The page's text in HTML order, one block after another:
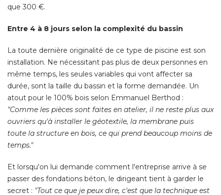
que 300 €.
Entre 4 à 8 jours selon la complexité du bassin
La toute dernière originalité de ce type de piscine est son
installation. Ne nécessitant pas plus de deux personnes en
même temps, les seules variables qui vont affecter sa
durée, sont la taille du bassin et la forme demandée. Un
atout pour le 100% bois selon Emmanuel Berthod :
"Comme les pièces sont faites en atelier, il ne reste plus aux
ouvriers qu'à installer le géotextile, la membrane puis
toute la structure en bois, ce qui prend beaucoup moins de
temps."
Et lorsqu'on lui demande comment l'entreprise arrive à se
passer des fondations béton, le dirigeant tient à garder le
secret : "Tout ce que je peux dire, c'est que la technique est